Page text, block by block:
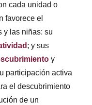
cada unidad o
favorece el
y las niñas: su
; y sus
y
participación activa
el descubrimiento
de un